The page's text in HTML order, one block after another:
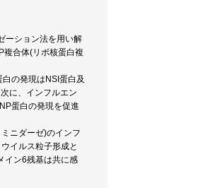
ーション法を用い解
複合体(リボ核蛋白複
の発現はNSI蛋白及
に、インフルエン
蛋白の発現を促進
ニダーゼ)のインフ
イルス粒子形成と
イン6残基は共に感